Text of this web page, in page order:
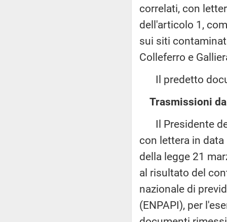
correlati, con
dell'articolo 1,
sui siti
Colleferro e
Il predetto
Trasmissioni
Il Presidente
con lettera in
della legge 21
al risultato del
nazionale di
(ENPAPI), per